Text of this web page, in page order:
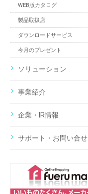
WEB版カタログ
製品取扱店
ダウンロードサービス
今月のプレゼント
ソリューション
事業紹介
企業・IR情報
サポート・お問い合せ